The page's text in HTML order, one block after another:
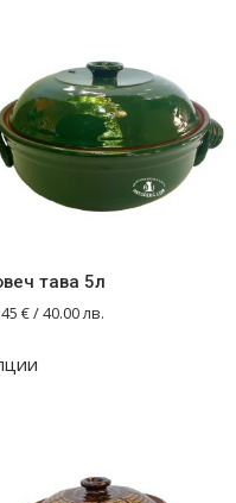
options
may
be
on
page
тава 5л
€/ 40.00 лв.
product
The